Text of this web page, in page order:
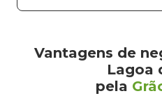
Vantagens de
Lagoa
pela